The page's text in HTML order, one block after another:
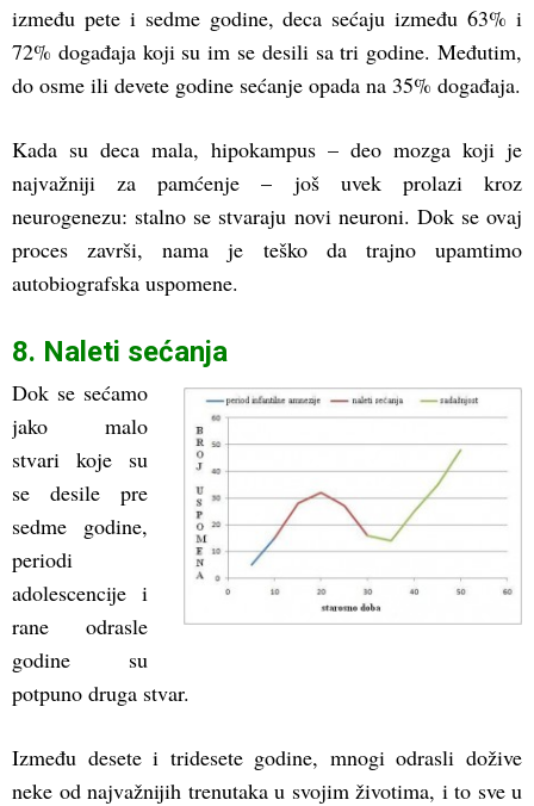
između pete i sedme godine, deca sećaju između 63% i
72% događaja koji su im se desili sa tri godine. Međutim,
do osme ili devete godine sećanje opada na 35% događaja.
Kada su deca mala, hipokampus – deo mozga koji je
najvažniji za pamćenje – još uvek prolazi kroz
neurogenezu: stalno se stvaraju novi neuroni. Dok se ovaj
proces završi, nama je teško da trajno upamtimo
autobiografska uspomene.
8. Naleti sećanja
Dok se sećamo
jako malo
stvari koje su
se desile pre
sedme godine,
periodi
adolescencije i
rane odrasle
godine su
potpuno druga stvar.
Između desete i tridesete godine, mnogi odrasli dožive
neke od najvažnijih trenutaka u svojim životima, i to sve u